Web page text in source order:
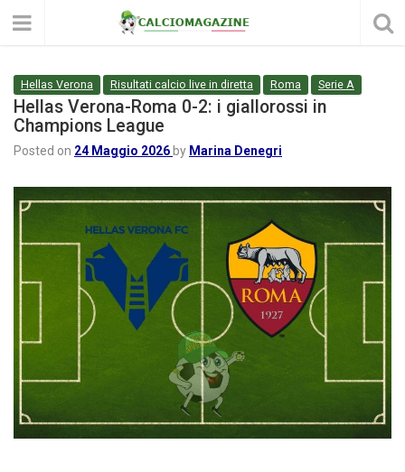
Hellas Verona Risultati calcio live in diretta Roma Serie A
Hellas Verona-Roma 0-2: i giallorossi in
Champions League
Posted on 24 Maggio 2026 by Marina Denegri